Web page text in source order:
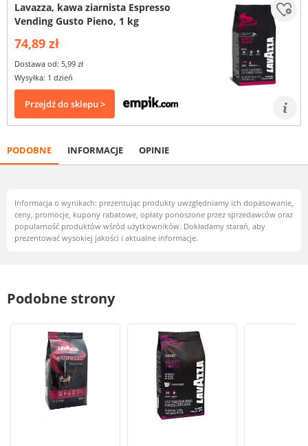
Lavazza, kawa ziarnista Espresso
Vending Gusto Pieno, 1 kg
74,89 zł
Dostawa od: 5,99 zł
Wysyłka: 1 dzień
Przejdź do sklepu >
PODOBNE INFORMACJE OPINIE
Informacja o wynikach: prezentując produkty uwzględniamy ich dopasowanie,
ceny, promocje, kupony rabatowe, opłaty ponoszone przez sprzedawców oraz
popularność produktów wśród użytkowników. Dokładamy starań, aby
prezentować wysokiej jakości i aktualne informacje.
Podobne strony